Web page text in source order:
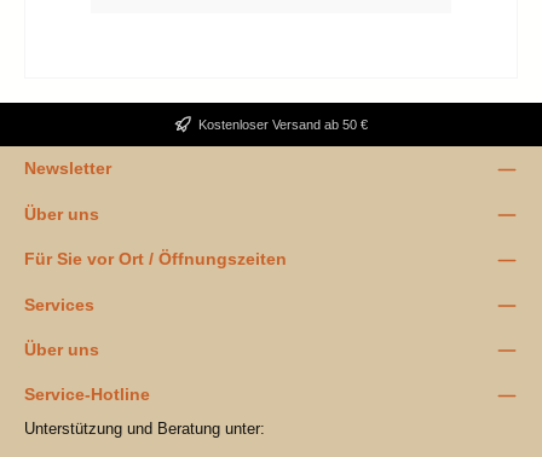
Kostenloser Versand ab 50 €
Newsletter
Über uns
Für Sie vor Ort / Öffnungszeiten
Services
Über uns
Service-Hotline
Unterstützung und Beratung unter: